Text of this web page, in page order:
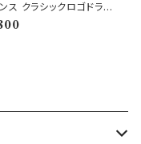
ス クラシックロゴドライ